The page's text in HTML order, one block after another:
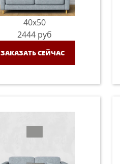
40x50
2444 руб
ЗАКАЗАТЬ СЕЙЧАС